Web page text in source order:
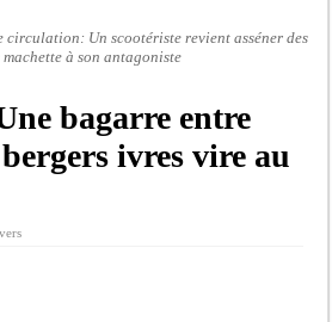
circulation: Un scootériste revient asséner des
machette à son antagoniste
bagarre entre
ivres vire au